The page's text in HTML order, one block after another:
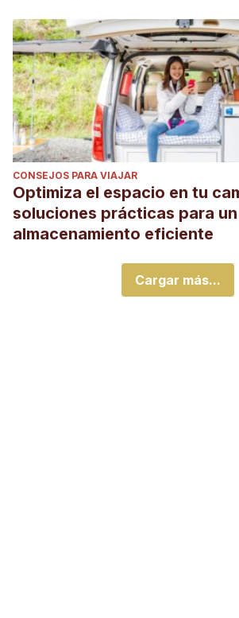
CONSEJOS PARA VIAJAR
Optimiza el espacio en tu
soluciones prácticas para un
almacenamiento eficiente
Cargar más...